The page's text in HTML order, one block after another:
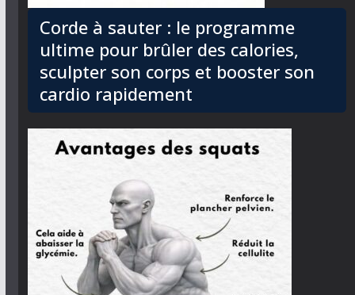
Corde à sauter : le programme
ultime pour brûler des calories,
sculpter son corps et booster son
cardio rapidement